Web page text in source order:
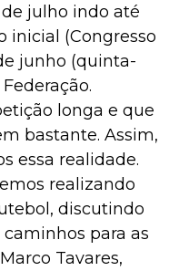
julho indo até
inicial (Congresso
junho (quinta-
longa e que
bastante. Assim,
essa realidade.
realizando
discutindo
para as
Tavares,